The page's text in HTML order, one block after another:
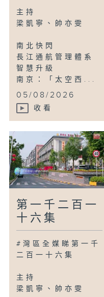
主持
梁凱寧、帥亦雯
南北快閃
長江通航管理體系
智慧升級
南京：「太空西...
05/08/2026
收看
第一千二百一
十六集
#灣區全媒睇第一千
二百一十六集
主持
梁凱寧、帥亦雯